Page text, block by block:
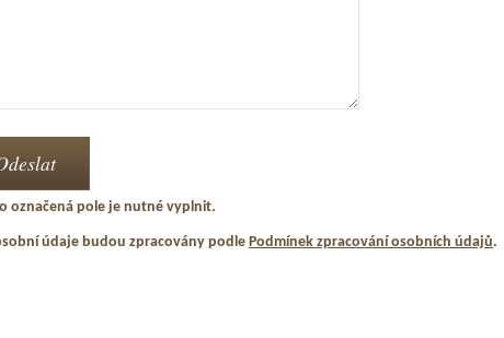
označená pole je nutné vyplnit.
údaje budou zpracovány podle Podmínek zpracování osobních údajů.